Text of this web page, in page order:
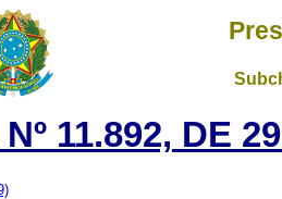
11.892, DE